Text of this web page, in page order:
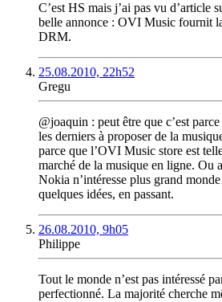
C’est HS mais j’ai pas vu d’article
belle annonce : OVI Music fournit
DRM.
25.08.2010, 22h52
Gregu
@joaquin : peut être que c’est
les derniers à proposer de la
parce que l’OVI Music store est
marché de la musique en ligne. Ou
Nokia n’intéresse plus grand
quelques idées, en passant.
26.08.2010, 9h05
Philippe
Tout le monde n’est pas intéressé
perfectionné. La majorité cherche